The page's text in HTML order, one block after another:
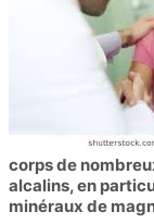
corps de
alcalins, en
minéraux de